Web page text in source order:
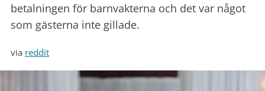
betalningen för barnvakterna och det var något
som gästerna inte gillade.
via reddit